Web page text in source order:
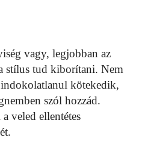
vagy, legjobban az
stílus tud kiborítani. Nem
kötekedik,
szól hozzád.
veled ellentétes